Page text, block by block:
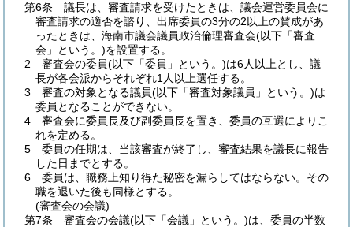
第6条
議長は、審査請求を受けたときは、議会運営委員会に
審査請求の適否を諮り、出席委員の3分の2以上の賛成があ
ったときは、海南市議会議員政治倫理審査会(以下「審査
会」という。)を設置する。
2
審査会の委員(以下「委員」という。)は6人以上とし、議
長が各会派からそれぞれ1人以上選任する。
3
審査の対象となる議員(以下「審査対象議員」という。)は
委員となることができない。
4
審査会に委員長及び副委員長を置き、委員の互選によりこ
れを定める。
5
委員の任期は、当該審査が終了し、審査結果を議長に報告
した日までとする。
6
委員は、職務上知り得た秘密を漏らしてはならない。 その
職を退いた後も同様とする。
(審査会の会議)
第7条
審査会の会議(以下「会議」という。)は、委員の半数